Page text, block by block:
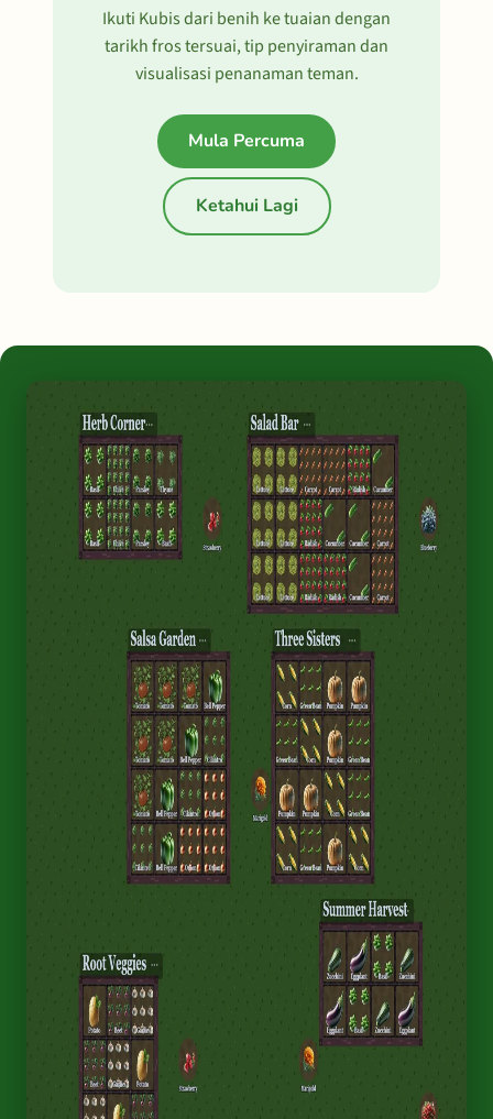
Ikuti Kubis dari benih ke tuaian dengan
tarikh fros tersuai, tip penyiraman dan
visualisasi penanaman teman.
Mula Percuma
Ketahui Lagi